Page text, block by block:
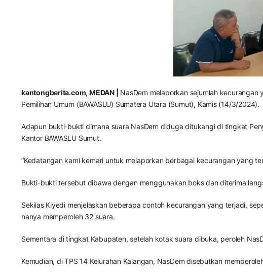
kantongberita.com, MEDAN |
NasDem melaporkan sejumlah
Pemilihan Umum (BAWASLU) Sumatera Utara (Sumut), Kamis (14/3/2024).
Adapun bukti-bukti dimana suara NasDem diduga ditukangi di tingkat
Kantor BAWASLU Sumut.
“Kedatangan kami kemari untuk melaporkan berbagai kecurangan yang
Bukti-bukti tersebut dibawa dengan menggunakan boks dan diterima
Sekilas Kiyedi menjelaskan beberapa contoh kecurangan yang terjadi,
hanya memperoleh 32 suara.
Sementara di tingkat Kabupaten, setelah kotak suara dibuka, peroleh
Kemudian, di TPS 14 Kelurahan Kalangan, NasDem disebutkan